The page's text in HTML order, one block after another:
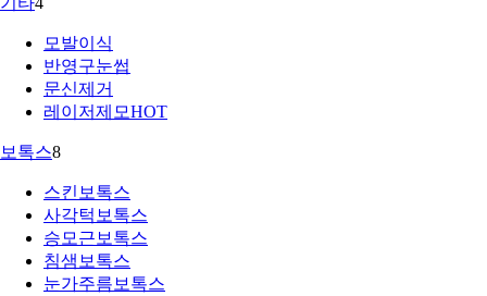
모발이식
반영구눈썹
문신제거
레이저제모HOT
보톡스8
스킨보톡스
사각턱보톡스
승모근보톡스
침샘보톡스
눈가주름보톡스